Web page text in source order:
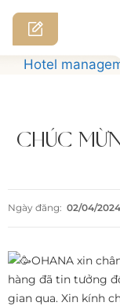
SkipHotel
CHÚC
Ngày đăng: 02/04/2024
OHANA xin
hàng đã tin tưởng
gian qua. Xin kính